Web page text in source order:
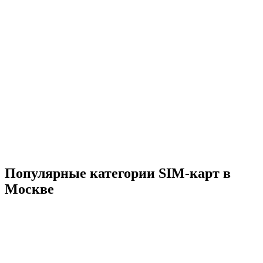
Популярные категории SIM-карт в
Москве